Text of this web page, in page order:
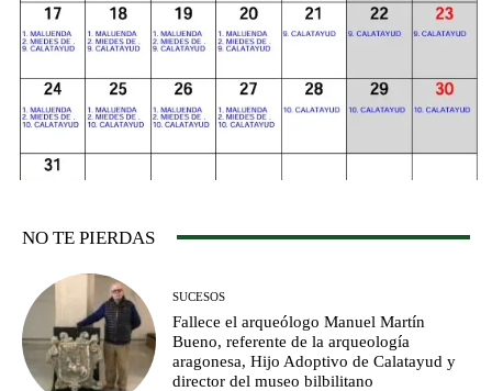
NO TE PIERDAS
SUCESOS
Fallece el arqueólogo Manuel Martín
Bueno, referente de la arqueología
aragonesa, Hijo Adoptivo de Calatayud y
director del museo bilbilitano